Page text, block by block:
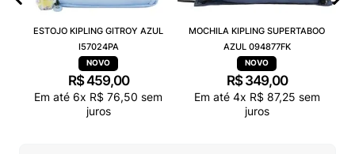
ESTOJO KIPLING GITROY AZUL
I57024PA
R$459,00
Em até 6x R$ 76,50 sem
juros
MOCHILA KIPLING SUPERTABOO
AZUL 094877FK
R$ 349,00
Em até 4x R$ 87,25 sem
juros